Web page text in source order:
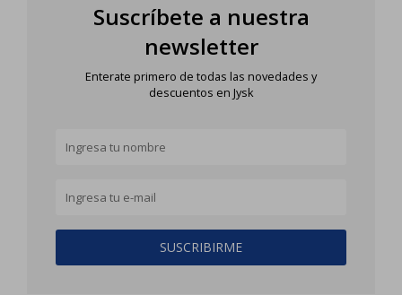
Suscríbete a nuestra
newsletter
Enterate primero de todas las novedades y
descuentos en Jysk
SUSCRIBIRME